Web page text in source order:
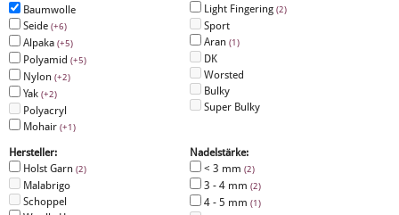
Baumwolle
Seide (+6)
Alpaka (+5)
Polyamid (+5)
Nylon (+2)
Yak (+2)
Polyacryl
Mohair (+1)
Light Fingering (2)
Sport
Aran (1)
DK
Worsted
Bulky
Super Bulky
Hersteller:
Holst Garn (2)
Malabrigo
Schoppel
Nadelstärke:
< 3 mm (2)
3 - 4 mm (2)
4 - 5 mm (1)